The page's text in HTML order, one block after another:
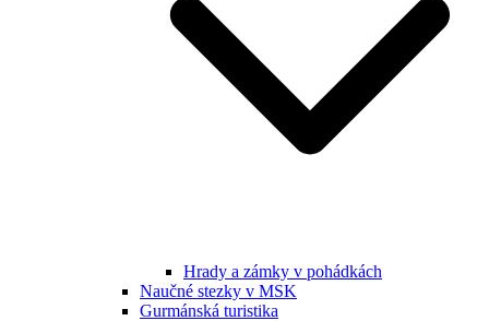
Hrady a zámky v pohádkách
Naučné stezky v MSK
Gurmánská turistika